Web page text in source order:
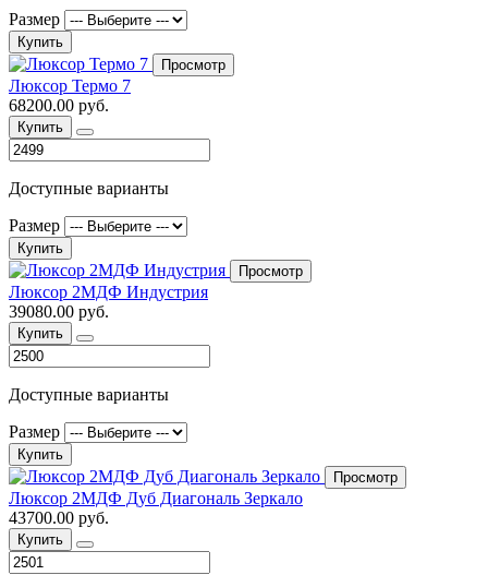
Размер
Купить
Просмотр
Люксор Термо 7
68200.00 руб.
Купить
Доступные варианты
Размер
Купить
Просмотр
Люксор 2МДФ Индустрия
39080.00 руб.
Купить
Доступные варианты
Размер
Купить
Просмотр
Люксор 2МДФ Дуб Диагональ Зеркало
43700.00 руб.
Купить